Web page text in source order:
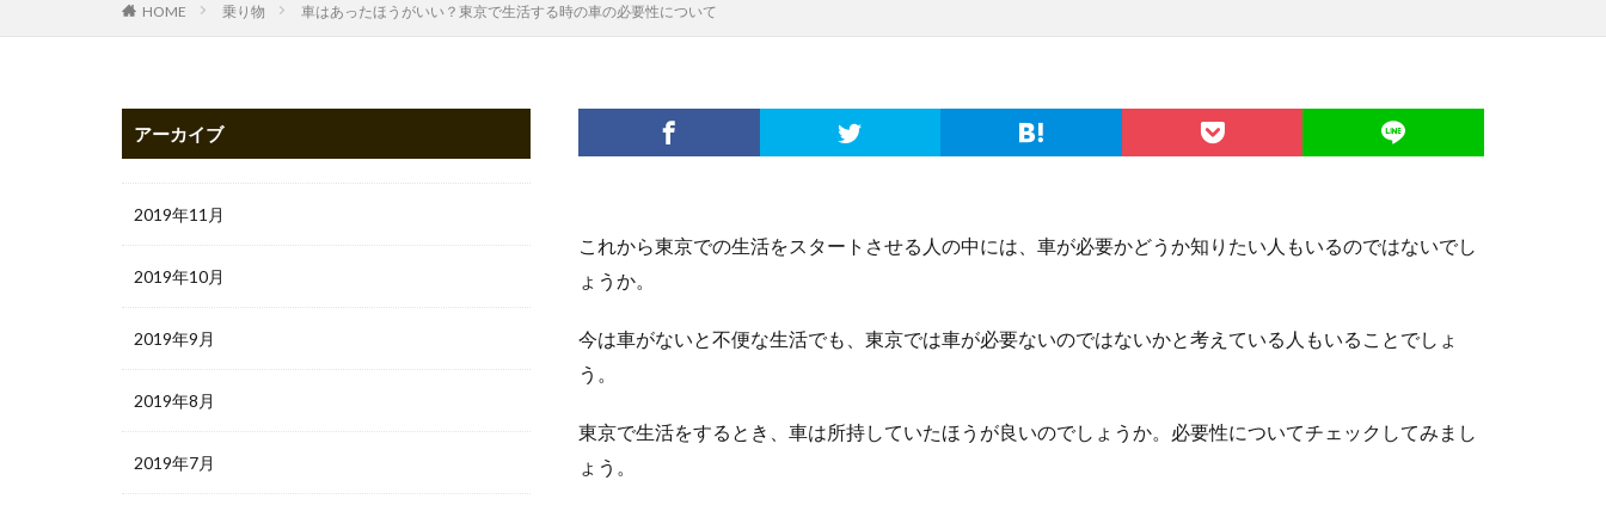
HOME 乗り物 車はあったほうがいい？東京で生活する時の車の必要性について
これから東京での生活をスタートさせる人の中には、車が必要かどうか知りたい人もいるのではないでし
ょうか。
今は車がないと不便な生活でも、東京では車が必要ないのではないかと考えている人もいることでしょ
う。
東京で生活をするとき、車は所持していたほうが良いのでしょうか。必要性についてチェックしてみまし
ょう。
アーカイブ
2019年11月
2019年10月
2019年9月
2019年8月
2019年7月